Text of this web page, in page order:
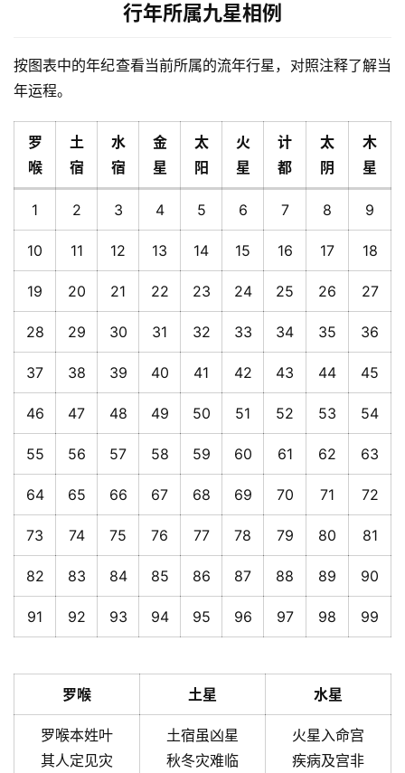
行年所属九星相例
按图表中的年纪查看当前所属的流年行星，对照注释了解当
年运程。
罗
喉
土
宿
水
宿
金
星
太
阳
火
星
计
都
太
阴
木
星
1 2 3 4 5 6 7 8 9
10 11 12 13 14 15 16 17 18
19 20 21 22 23 24 25 26 27
28 29 30 31 32 33 34 35 36
37 38 39 40 41 42 43 44 45
46 47 48 49 50 51 52 53 54
55 56 57 58 59 60 61 62 63
64 65 66 67 68 69 70 71 72
73 74 75 76 77 78 79 80 81
82 83 84 85 86 87 88 89 90
91 92 93 94 95 96 97 98 99
罗喉 土星 水星
罗喉本姓叶
其人定见灾
土宿虽凶星
秋冬灾难临
火星入命宫
疾病及宫非